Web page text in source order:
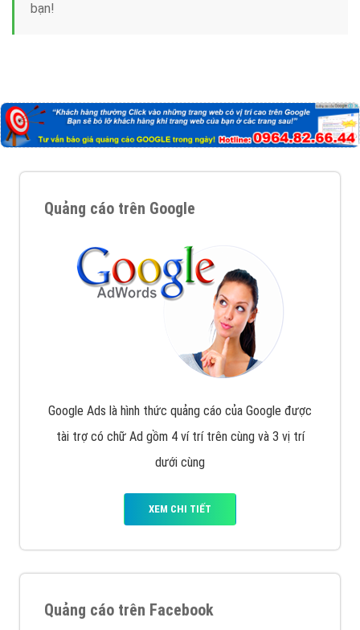
bạn!
Quảng cáo trên Google
Google Ads là hình thức quảng cáo của Google được
tài trợ có chữ Ad gồm 4 ví trí trên cùng và 3 vị trí
dưới cùng
XEM CHI TIẾT
Quảng cáo trên Facebook